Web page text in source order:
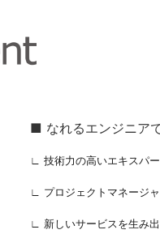
■ なれるエンジニア
∟ 技術力の高いエキスパ
∟ プロジェクトマネージ
∟ 新しいサービスを生み